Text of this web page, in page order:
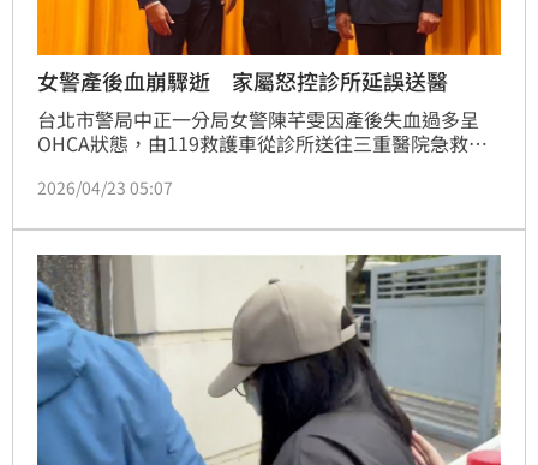
女警產後血崩驟逝 家屬怒控診所延誤送醫
台北市警局中正一分局女警陳芊雯因產後失血過多呈
OHCA狀態，由119救護車從診所送往三重醫院急救
仍因失血過多，20日凌晨急救無效身亡。因女警陳芊雯
疑義，報警要求司法相驗，檢警昨天（22日）對遺體相
驗後，預計28日解剖釐清死因。
2026/04/23 05:07